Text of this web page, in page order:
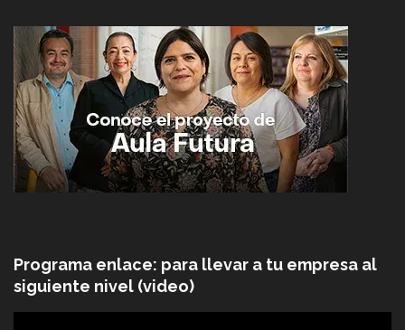
Programa enlace: para llevar a tu empresa al
siguiente nivel (video)